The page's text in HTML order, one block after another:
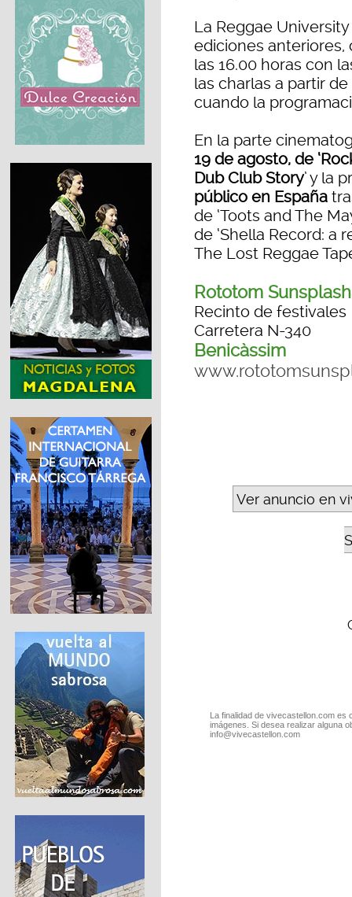
La Reggae
ediciones anteriores,
las 16.00 horas con
las charlas a partir de
cuando la
En la parte
19 de agosto, de
Dub Club Story’ y la
público en España
de ‘Toots and The
de ‘Shella Record: a
The Lost Reggae
Rototom Sunsplash
Recinto de festivales
Carretera N-340
Benicàssim
Ver anuncio en
La finalidad de vivecastellon.com
imágenes. Si desea realizar alguna
info@vivecastellon.com